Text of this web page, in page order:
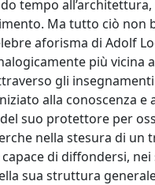
tempo
Ma tutto ciò non
aforisma di Adolf
più
gli
alla conoscenza
suo protettore per
nella stesura di
di diffondersi,
sua struttura